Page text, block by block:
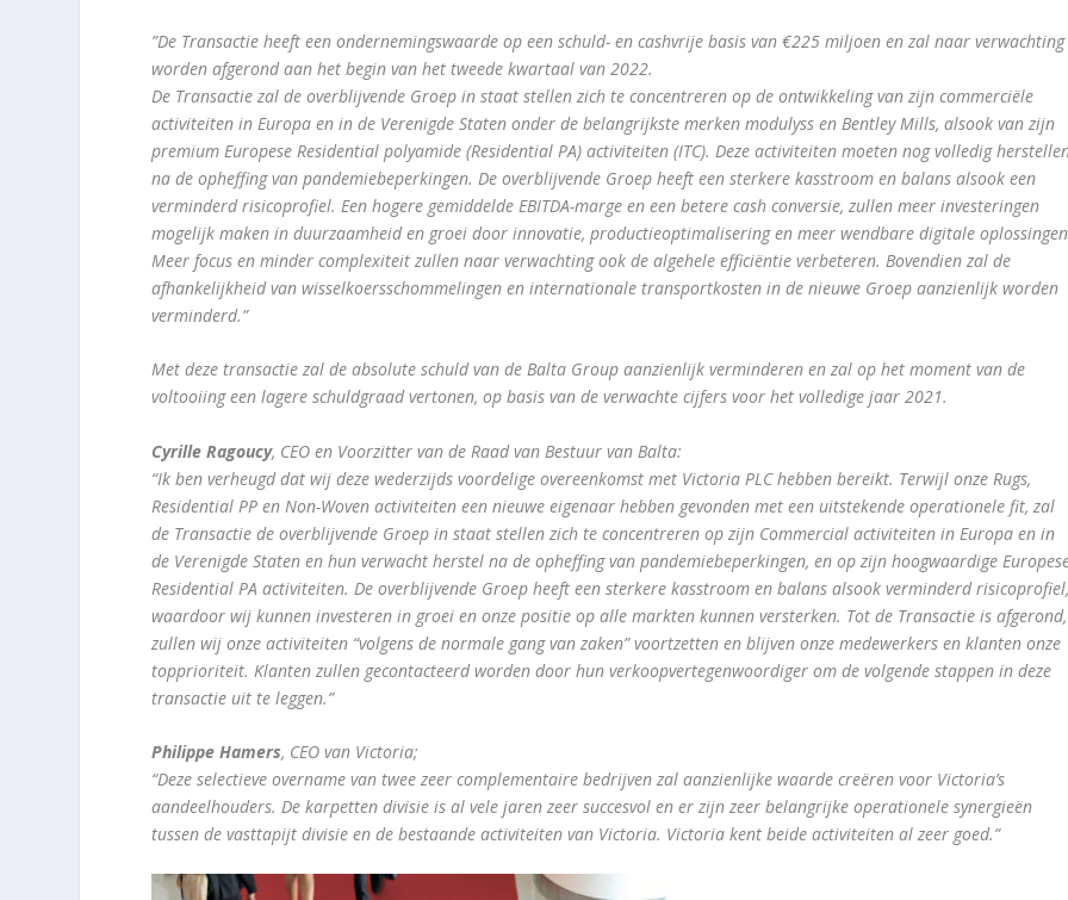
”De Transactie heeft een ondernemingswaarde op een schuld- en cashvrije basis van €225 miljoen en zal naar verwachting
worden afgerond aan het begin van het tweede kwartaal van 2022.
De Transactie zal de overblijvende Groep in staat stellen zich te concentreren op de ontwikkeling van zijn commerciële
activiteiten in Europa en in de Verenigde Staten onder de belangrijkste merken modulyss en Bentley Mills, alsook van zijn
premium Europese Residential polyamide (Residential PA) activiteiten (ITC). Deze activiteiten moeten nog volledig
na de opheffing van pandemiebeperkingen. De overblijvende Groep heeft een sterkere kasstroom en balans alsook een
verminderd risicoprofiel. Een hogere gemiddelde EBITDA-marge en een betere cash conversie, zullen meer investeringen
mogelijk maken in duurzaamheid en groei door innovatie, productieoptimalisering en meer wendbare digitale
Meer focus en minder complexiteit zullen naar verwachting ook de algehele efficiëntie verbeteren. Bovendien zal de
afhankelijkheid van wisselkoersschommelingen en internationale transportkosten in de nieuwe Groep aanzienlijk worden
verminderd.”
Met deze transactie zal de absolute schuld van de Balta Group aanzienlijk verminderen en zal op het moment van de
voltooiing een lagere schuldgraad vertonen, op basis van de verwachte cijfers voor het volledige jaar 2021.
Cyrille Ragoucy, CEO en Voorzitter van de Raad van Bestuur van Balta:
“Ik ben verheugd dat wij deze wederzijds voordelige overeenkomst met Victoria PLC hebben bereikt. Terwijl onze Rugs,
Residential PP en Non-Woven activiteiten een nieuwe eigenaar hebben gevonden met een uitstekende operationele fit, zal
de Transactie de overblijvende Groep in staat stellen zich te concentreren op zijn Commercial activiteiten in Europa en in
de Verenigde Staten en hun verwacht herstel na de opheffing van pandemiebeperkingen, en op zijn hoogwaardige
Residential PA activiteiten. De overblijvende Groep heeft een sterkere kasstroom en balans alsook verminderd
waardoor wij kunnen investeren in groei en onze positie op alle markten kunnen versterken. Tot de Transactie is afgerond,
zullen wij onze activiteiten “volgens de normale gang van zaken” voortzetten en blijven onze medewerkers en klanten onze
topprioriteit. Klanten zullen gecontacteerd worden door hun verkoopvertegenwoordiger om de volgende stappen in deze
transactie uit te leggen.”
Philippe Hamers, CEO van Victoria;
“Deze selectieve overname van twee zeer complementaire bedrijven zal aanzienlijke waarde creëren voor Victoria’s
aandeelhouders. De karpetten divisie is al vele jaren zeer succesvol en er zijn zeer belangrijke operationele synergieën
tussen de vasttapijt divisie en de bestaande activiteiten van Victoria. Victoria kent beide activiteiten al zeer goed.”